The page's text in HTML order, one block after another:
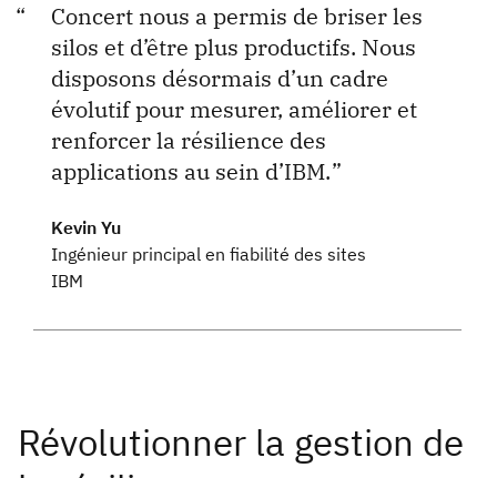
Concert nous a permis de briser les
silos et d’être plus productifs. Nous
disposons désormais d’un cadre
évolutif pour mesurer, améliorer et
renforcer la résilience des
applications au sein d’IBM.
Kevin Yu
Ingénieur principal en fiabilité des sites
IBM